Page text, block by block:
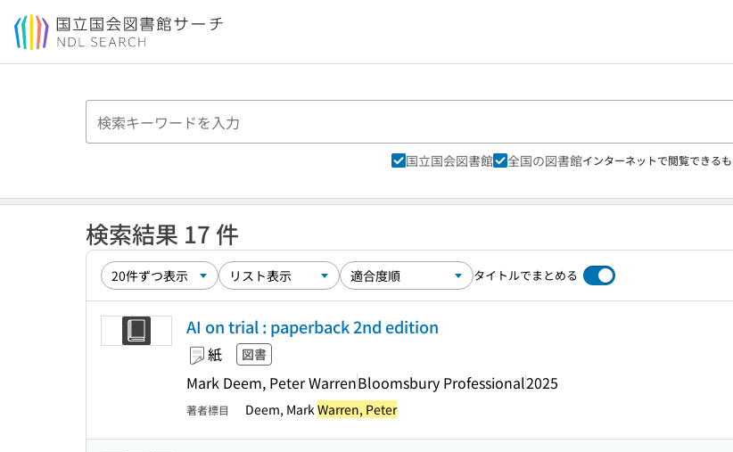
本文へ移動
国立国会図書館 全国の図書館インターネットで閲覧できる
検索結果 17 件
タイトルでまとめる
AI on trial : paperback 2nd edition
紙 図書
Mark Deem, Peter WarrenBloomsbury Professional2025
著者標目 Deem, MarkWarren, Peter